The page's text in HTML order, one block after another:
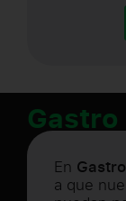
Gastro
En
a que